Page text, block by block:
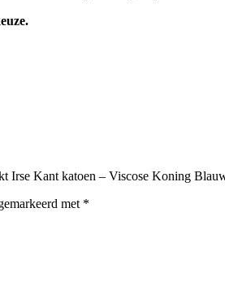
Irse Kant katoen – Viscose Koning
met *